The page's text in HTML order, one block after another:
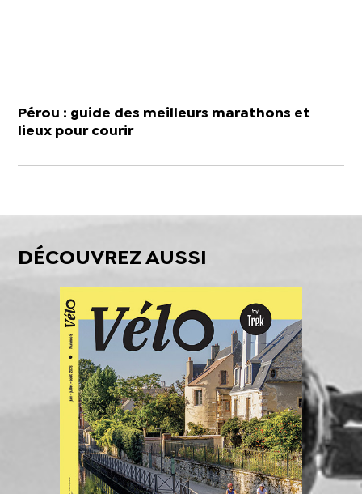
Pérou : guide des meilleurs marathons et
lieux pour courir
DÉCOUVREZ AUSSI